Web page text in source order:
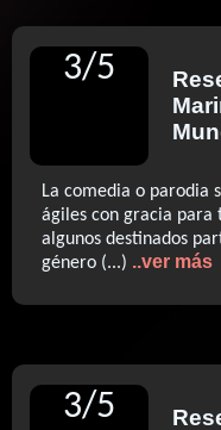
3/5
La comedia o parodia
ágiles con gracia para
algunos destinados
género (...) ..ver más
3/5